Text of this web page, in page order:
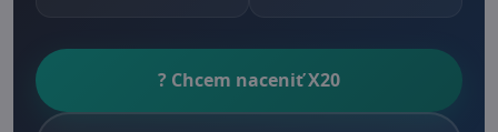
? Chcem naceniť X20